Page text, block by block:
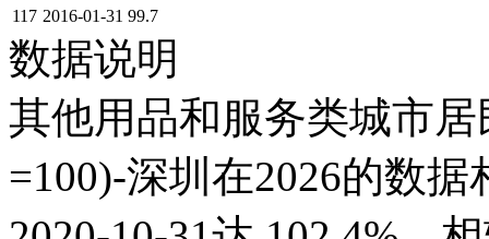
117 2016-01-31 99.7
数据说明
其他用品和服务类城市
=100)-深圳在2026的数